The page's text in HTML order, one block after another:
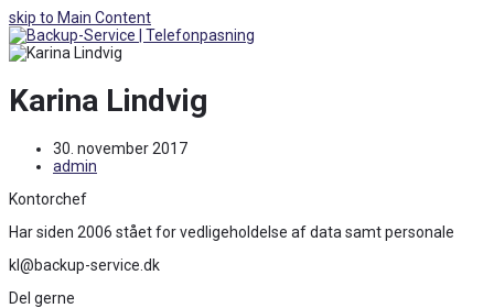
skip to Main Content
Open
Menu
Karina Lindvig
30. november 2017
admin
Kontorchef
Har siden 2006 stået for vedligeholdelse af data samt personale
kl@backup-service.dk
Del gerne